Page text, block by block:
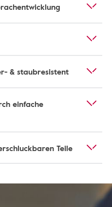
& staubresistent
einfache
Teile